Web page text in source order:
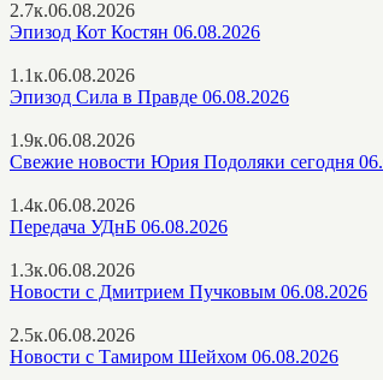
2.7к.06.08.2026
Эпизод Кот Костян 06.08.2026
1.1к.06.08.2026
Эпизод Сила в Правде 06.08.2026
1.9к.06.08.2026
Свежие новости Юрия Подоляки сегодня
1.4к.06.08.2026
Передача УДнБ 06.08.2026
1.3к.06.08.2026
Новости с Дмитрием Пучковым 06.08.2026
2.5к.06.08.2026
Новости с Тамиром Шейхом 06.08.2026